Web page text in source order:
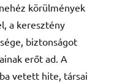
körülmények
a keresztény
biztonságot
erőt ad. A
vetett hite, társai